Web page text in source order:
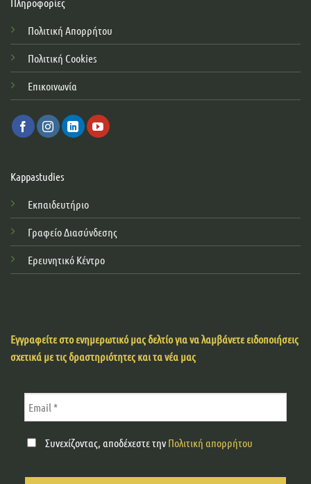
Πολιτική Απορρήτου
Πολιτική Cookies
Επικοινωνία
Kappastudies
Εκπαιδευτήριο
Γραφείο Διασύνδεσης
Ερευνητικό Κέντρο
Εγγραφείτε στο ενημερωτικό μας δελτίο για να λαμβάνετε ειδοποιήσεις
σχετικά με τις δραστηριότητες και τα νέα μας
Συνεχίζοντας, αποδέχεστε την Πολιτική απορρήτου